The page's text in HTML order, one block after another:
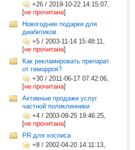
+26 / 2019-10-22 14:15:07,
[не прочитана]
Новогодние подарки для
диабетиков
+5 / 2003-11-14 15:48:11,
[не прочитана]
Как рекламировать препарат
от геморроя?
+30 / 2011-06-17 07:42:06,
[не прочитана]
Активные продажи услуг
частной поликлинники
+4 / 2003-09-25 19:46:25,
[не прочитана]
PR для хосписа
+8 / 2002-04-20 14:11:13,